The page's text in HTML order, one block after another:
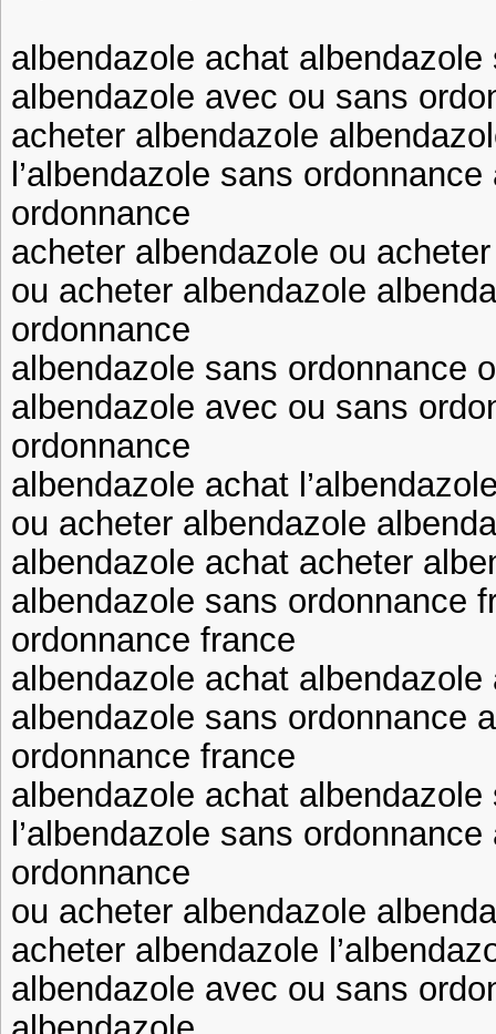
albendazole achat
albendazole avec ou sans
acheter albendazole
l’albendazole sans
ordonnance
acheter albendazole ou
ou acheter albendazole
ordonnance
albendazole sans ordonnance
albendazole avec ou sans
ordonnance
albendazole achat
ou acheter albendazole
albendazole achat acheter
albendazole sans ordonnance
ordonnance france
albendazole achat albendazole
albendazole sans ordonnance
ordonnance france
albendazole achat
l’albendazole sans
ordonnance
ou acheter albendazole
acheter albendazole
albendazole avec ou sans